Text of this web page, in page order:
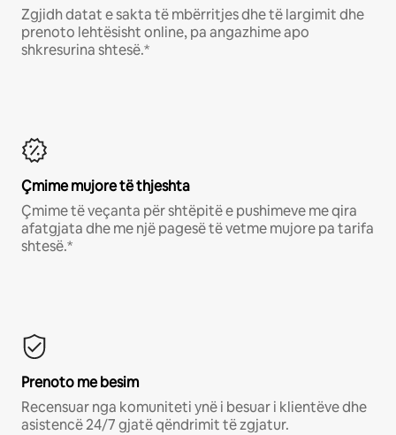
Zgjidh datat e sakta të mbërritjes dhe të largimit dhe
prenoto lehtësisht online, pa angazhime apo
shkresurina shtesë.*
Çmime mujore të thjeshta
Çmime të veçanta për shtëpitë e pushimeve me qira
afatgjata dhe me një pagesë të vetme mujore pa tarifa
shtesë.*
Prenoto me besim
Recensuar nga komuniteti ynë i besuar i klientëve dhe
asistencë 24/7 gjatë qëndrimit të zgjatur.